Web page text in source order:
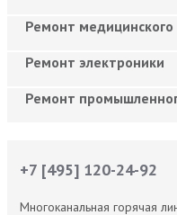
Ремонт
Ремонт электроники
Ремонт
+7 [495] 120-24-92
Многоканальная горячая